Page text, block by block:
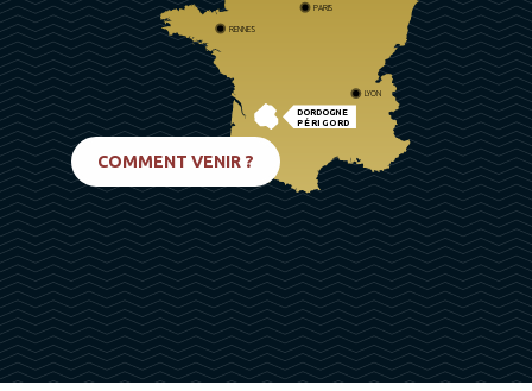
DORDOGNE
PÉRIGORD
PARIS
RENNES
LYON
COMMENT VENIR ?